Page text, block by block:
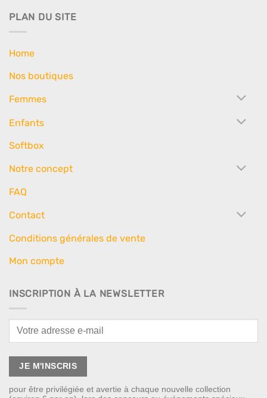
PLAN DU SITE
Home
Nos boutiques
Femmes
Enfants
Softbox
Notre concept
FAQ
Contact
Conditions générales de vente
Mon compte
INSCRIPTION À LA NEWSLETTER
pour être privilégiée et avertie à chaque nouvelle collection